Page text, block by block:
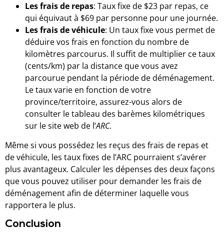
Les frais de repas: Taux fixe de $23 par repas, ce
qui équivaut à $69 par personne pour une journée.
Les frais de véhicule: Un taux fixe vous permet de
déduire vos frais en fonction du nombre de
kilomètres parcourus. Il suffit de multiplier ce taux
(cents/km) par la distance que vous avez
parcourue pendant la période de déménagement.
Le taux varie en fonction de votre
province/territoire, assurez-vous alors de
consulter le tableau des barèmes kilométriques
sur le site web de l’ARC.
Même si vous possédez les reçus des frais de repas et
de véhicule, les taux fixes de l’ARC pourraient s’avérer
plus avantageux. Calculer les dépenses des deux façons
que vous pouvez utiliser pour demander les frais de
déménagement afin de déterminer laquelle vous
rapportera le plus.
Conclusion